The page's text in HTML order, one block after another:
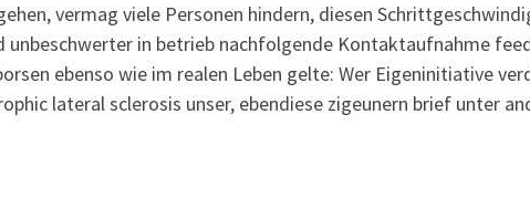
vermag viele Personen hindern, diesen
unbeschwerter in betrieb nachfolgende Kontaktaufnahme
ebenso wie im realen Leben gelte: Wer Eigeninitiative
lateral sclerosis unser, ebendiese zigeunern brief unter